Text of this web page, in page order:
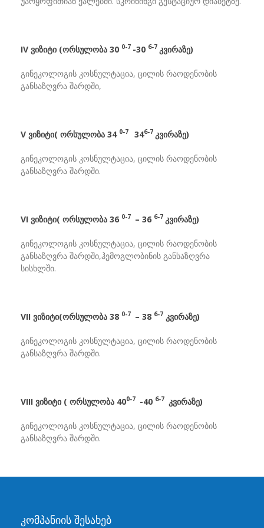
IV ვიზიტი (ორსულობა 30 0-7 -30 6-7 კვირაზე)
გინეკოლოგის კოსნულტაცია, ცილის რაოდენობის
განსაზღვრა შარდში,
V ვიზიტი( ორსულობა 34 0-7 346-7 კვირაზე)
გინეკოლოგის კოსნულტაცია, ცილის რაოდენობის
განსაზღვრა შარდში.
VI ვიზიტი( ორსულობა 36 0-7 – 36 6-7 კვირაზე)
გინეკოლოგის კოსნულტაცია, ცილის რაოდენობის
განსაზღვრა შარდში,ჰემოგლობინის განსაზღვრა
სისხლში.
VII ვიზიტი(ორსულობა 38 0-7 – 38 6-7 კვირაზე)
გინეკოლოგის კოსნულტაცია, ცილის რაოდენობის
განსაზღვრა შარდში.
VIII ვიზიტი ( ორსულობა 400-7 -40 6-7 კვირაზე)
გინეკოლოგის კოსნულტაცია, ცილის რაოდენობის
განსაზღვრა შარდში.
კომპანიის შესახებ